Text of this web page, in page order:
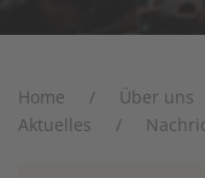
Home Über uns
Aktuelles